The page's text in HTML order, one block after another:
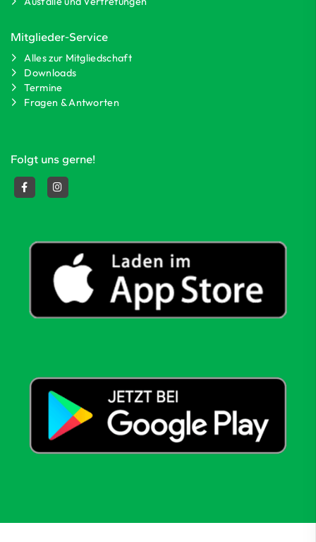
Mitglieder-Service
Alles zur Mitgliedschaft
Downloads
Termine
Fragen & Antworten
Folgt uns gerne!